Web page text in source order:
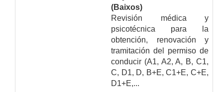
(Baixos)
Revisión médica y
psicotécnica para la
obtención, renovación y
tramitación del permiso de
conducir (A1, A2, A, B, C1,
C, D1, D, B+E, C1+E, C+E,
D1+E,...